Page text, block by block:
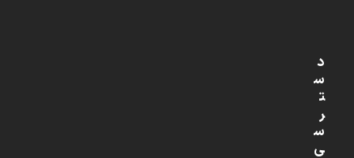
د
س
ت
ر
س
ی